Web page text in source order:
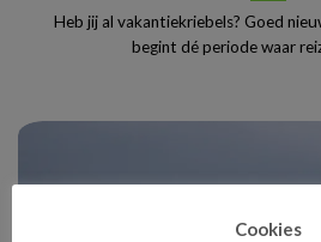
Heb jij al vakantiekriebels? Goed
begint dé periode waar
Cookies